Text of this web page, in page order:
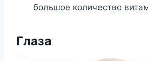
большое количество
Глаза